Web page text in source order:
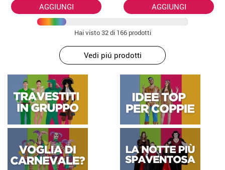
AGGIUNGI AGGIUNGI
Hai visto32di 166 prodotti
Vedi piú prodotti